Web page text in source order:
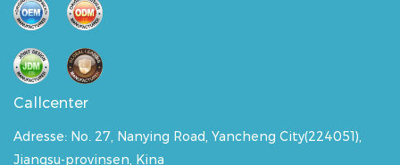
Callcenter
Adresse: No. 27, Nanying Road, Yancheng City(224051),
Jiangsu-provinsen, Kina